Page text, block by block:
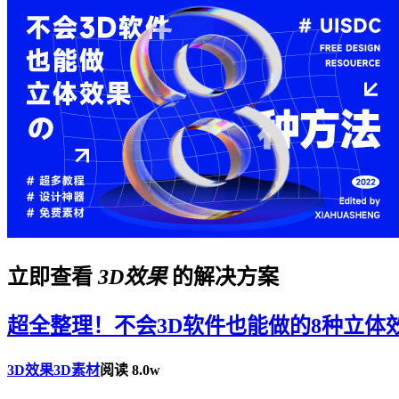
立即查看 3D效果的解决方案
超全整理！不会3D软件也能做的8种立体
3D效果3D素材阅读 8.0w